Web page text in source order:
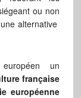
ou non
alternative
européen un
française
européenne